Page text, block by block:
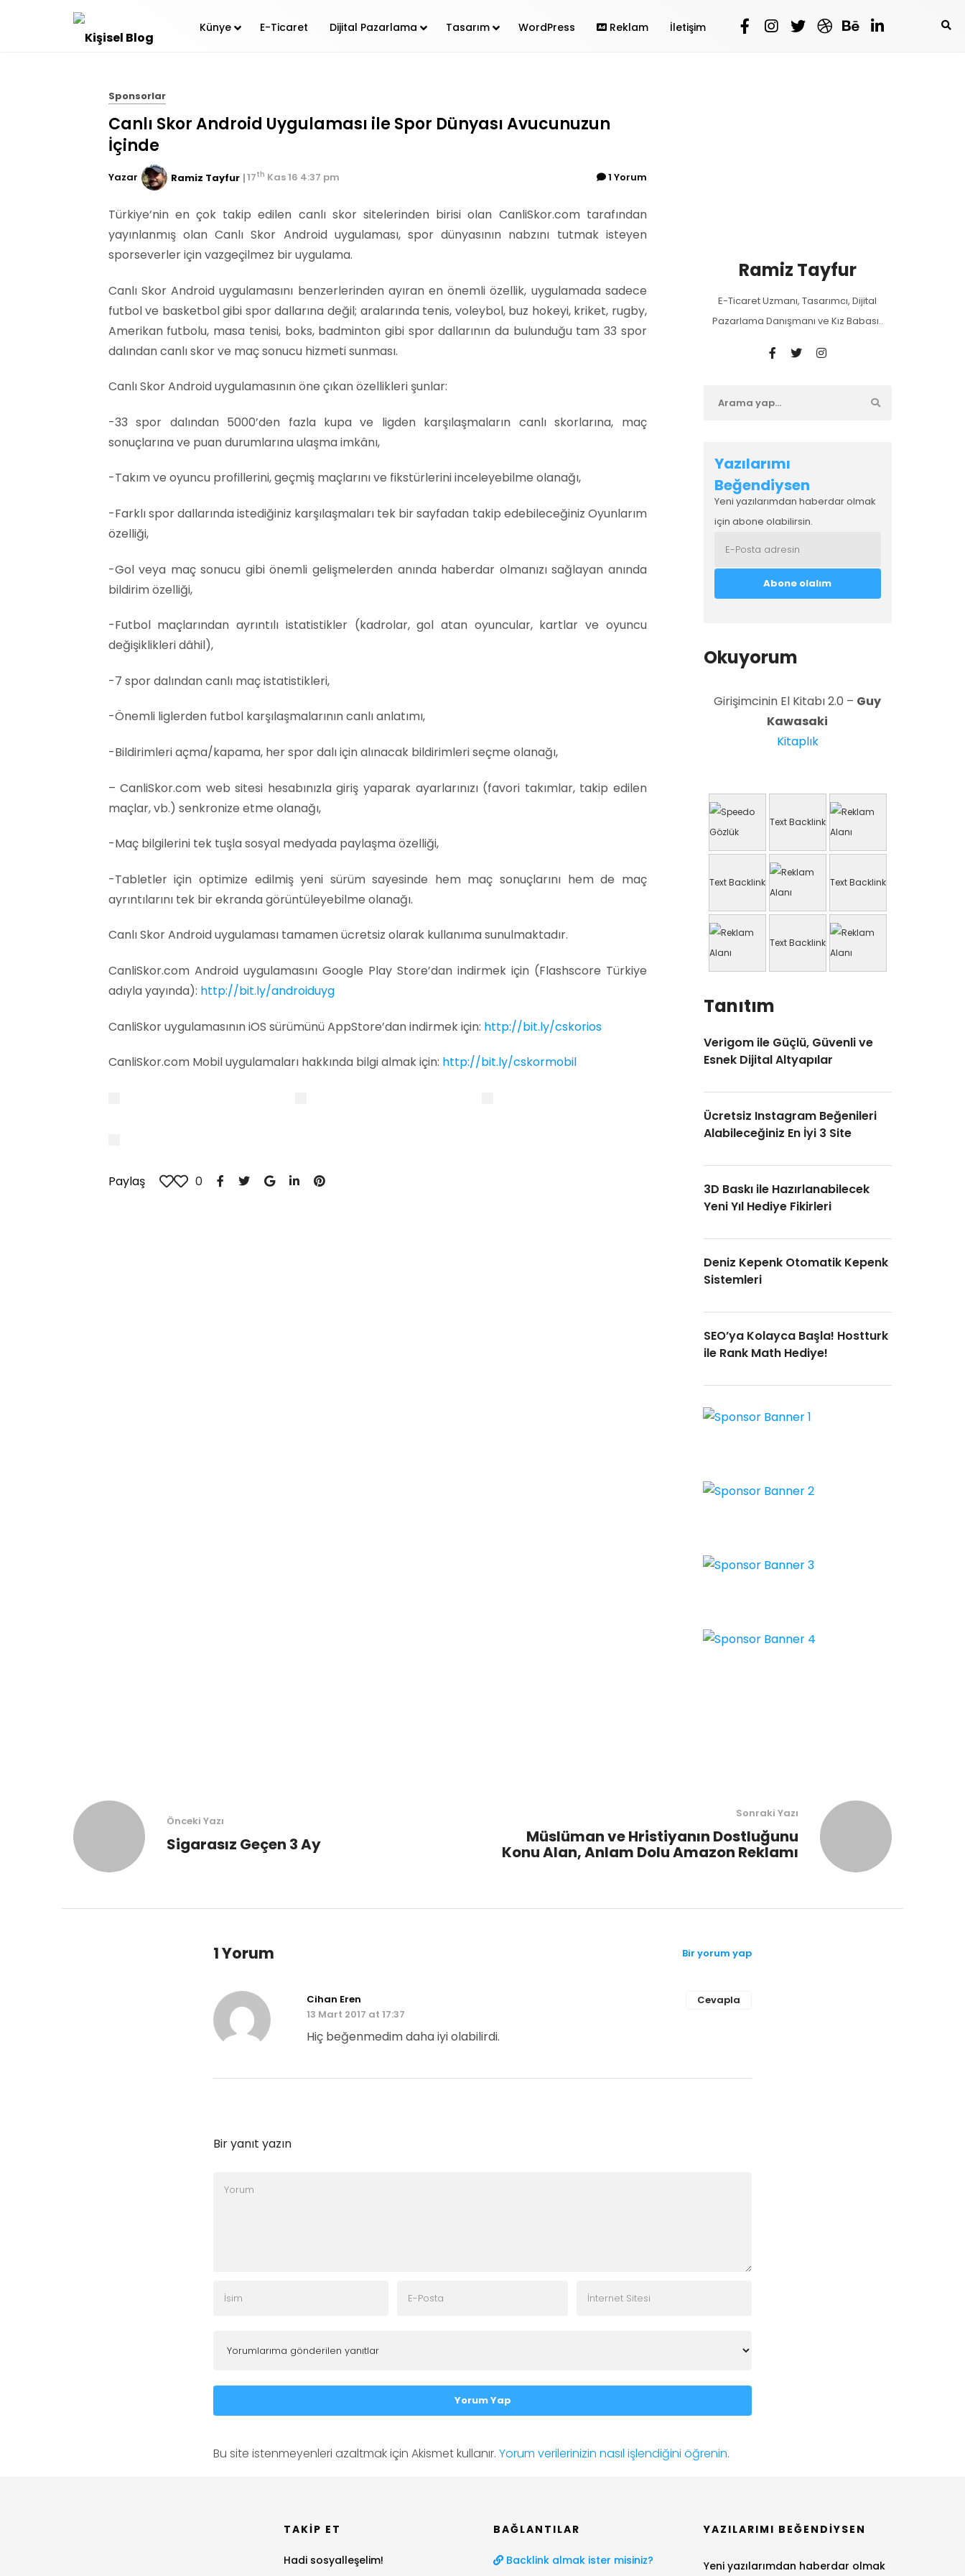
Künye E-Ticaret Dijital Pazarlama Tasarım WordPress Reklam İletişim
Sponsorlar
Canlı Skor Android Uygulaması ile Spor Dünyası Avucunuzun
İçinde
Yazar Ramiz Tayfur 17th Kas 16 4:37 pm 1 Yorum
Türkiye’nin en çok takip edilen canlı skor sitelerinden birisi olan CanliSkor.com tarafından
yayınlanmış olan Canlı Skor Android uygulaması, spor dünyasının nabzını tutmak isteyen
sporseverler için vazgeçilmez bir uygulama.
Canlı Skor Android uygulamasını benzerlerinden ayıran en önemli özellik, uygulamada sadece
futbol ve basketbol gibi spor dallarına değil; aralarında tenis, voleybol, buz hokeyi, kriket, rugby,
Amerikan futbolu, masa tenisi, boks, badminton gibi spor dallarının da bulunduğu tam 33 spor
dalından canlı skor ve maç sonucu hizmeti sunması.
Canlı Skor Android uygulamasının öne çıkan özellikleri şunlar:
-33 spor dalından 5000’den fazla kupa ve ligden karşılaşmaların canlı skorlarına, maç
sonuçlarına ve puan durumlarına ulaşma imkânı,
-Takım ve oyuncu profillerini, geçmiş maçlarını ve fikstürlerini inceleyebilme olanağı,
-Farklı spor dallarında istediğiniz karşılaşmaları tek bir sayfadan takip edebileceğiniz Oyunlarım
özelliği,
-Gol veya maç sonucu gibi önemli gelişmelerden anında haberdar olmanızı sağlayan anında
bildirim özelliği,
-Futbol maçlarından ayrıntılı istatistikler (kadrolar, gol atan oyuncular, kartlar ve oyuncu
değişiklikleri dâhil),
-7 spor dalından canlı maç istatistikleri,
-Önemli liglerden futbol karşılaşmalarının canlı anlatımı,
-Bildirimleri açma/kapama, her spor dalı için alınacak bildirimleri seçme olanağı,
– CanliSkor.com web sitesi hesabınızla giriş yaparak ayarlarınızı (favori takımlar, takip edilen
maçlar, vb.) senkronize etme olanağı,
-Maç bilgilerini tek tuşla sosyal medyada paylaşma özelliği,
-Tabletler için optimize edilmiş yeni sürüm sayesinde hem maç sonuçlarını hem de maç
ayrıntılarını tek bir ekranda görüntüleyebilme olanağı.
Canlı Skor Android uygulaması tamamen ücretsiz olarak kullanıma sunulmaktadır.
CanliSkor.com Android uygulamasını Google Play Store’dan indirmek için (Flashscore Türkiye
adıyla yayında): http://bit.ly/androiduyg
CanliSkor uygulamasının iOS sürümünü AppStore’dan indirmek için: http://bit.ly/cskorios
CanliSkor.com Mobil uygulamaları hakkında bilgi almak için: http://bit.ly/cskormobil
Paylaş 0
Ramiz Tayfur
E-Ticaret Uzmanı, Tasarımcı, Dijital
Pazarlama Danışmanı ve Kız Babası..
Yazılarımı
Beğendiysen
Yeni yazılarımdan haberdar olmak
için abone olabilirsin.
Okuyorum
Girişimcinin El Kitabı 2.0 – Guy
Kawasaki
Kitaplık
Text Backlink
Text Backlink Text Backlink
Text Backlink
Tanıtım
Verigom ile Güçlü, Güvenli ve
Esnek Dijital Altyapılar
Ücretsiz Instagram Beğenileri
Alabileceğiniz En İyi 3 Site
3D Baskı ile Hazırlanabilecek
Yeni Yıl Hediye Fikirleri
Deniz Kepenk Otomatik Kepenk
Sistemleri
SEO’ya Kolayca Başla! Hostturk
ile Rank Math Hediye!
Önceki Yazı
Sigarasız Geçen 3 Ay
Sonraki Yazı
Müslüman ve Hristiyanın Dostluğunu
Konu Alan, Anlam Dolu Amazon Reklamı
1 Yorum Bir yorum yap
Cevapla
Cihan Eren
13 Mart 2017 at 17:37
Hiç beğenmedim daha iyi olabilirdi.
Bir yanıt yazın
Yorum Yap
Bu site istenmeyenleri azaltmak için Akismet kullanır. Yorum verilerinizin nasıl işlendiğini öğrenin.
TAKIP ET
Hadi sosyalleşelim!
BAĞLANTILAR
Backlink almak ister misiniz?
YAZILARIMI BEĞENDIYSEN
Yeni yazılarımdan haberdar olmak